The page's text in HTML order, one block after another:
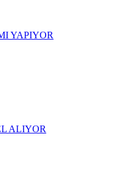
YAPIYOR
ALIYOR